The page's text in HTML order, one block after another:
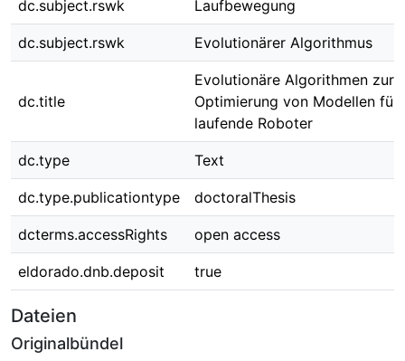
dc.subject.rswk Laufbewegung
dc.subject.rswk Evolutionärer Algorithmus
dc.title
Evolutionäre Algorithmen zur
Optimierung von Modellen für
laufende Roboter
dc.type Text
dc.type.publicationtype doctoralThesis
dcterms.accessRights open access
eldorado.dnb.deposit true
Dateien
Originalbündel